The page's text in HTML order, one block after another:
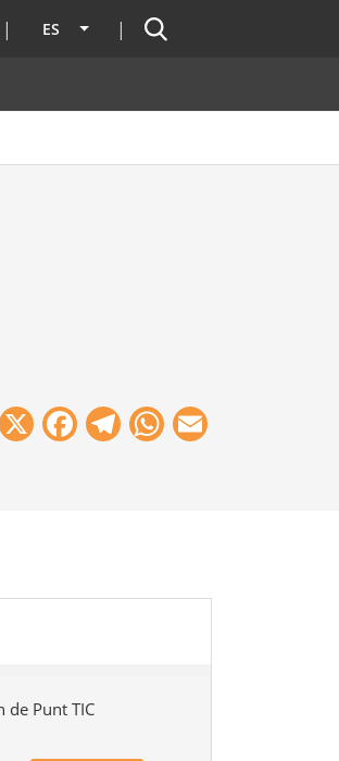
ES Lista adicional de acciones
Buscador
Share
X Facebook
Telegram
WhatsApp
de Punt TIC